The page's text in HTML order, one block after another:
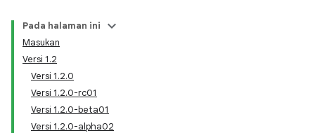
Pada halaman ini
Masukan
Versi 1.2
Versi 1.2.0
Versi 1.2.0-rc01
Versi 1.2.0-beta01
Versi 1.2.0-alpha02